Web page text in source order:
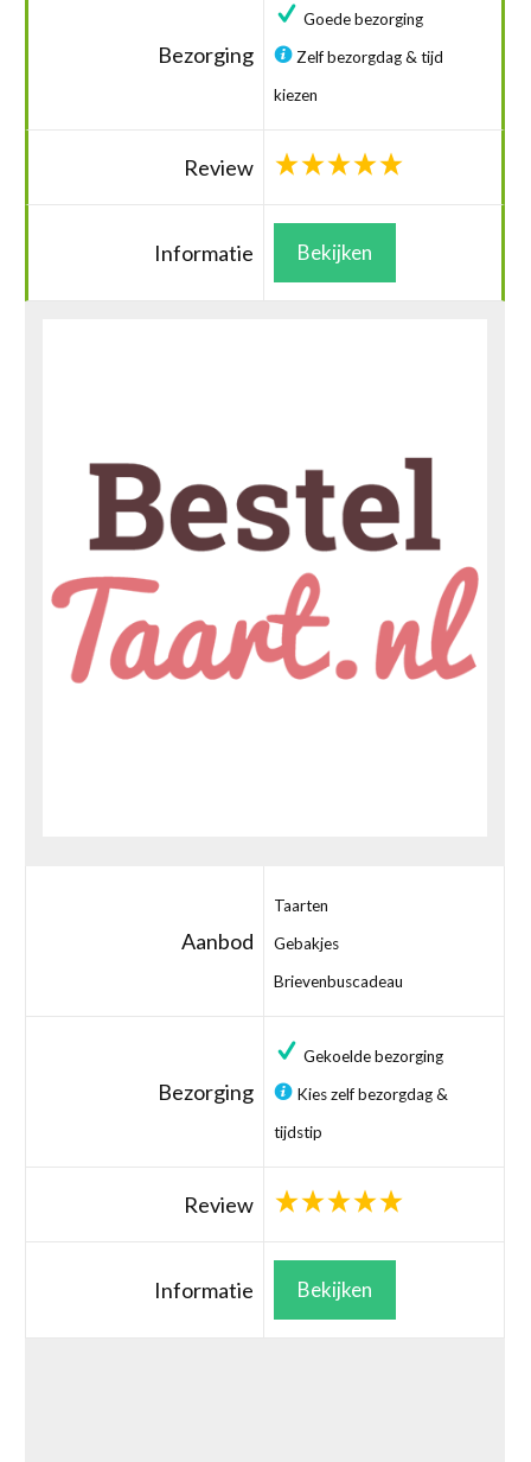
Bezorging
Goede bezorging
Zelf bezorgdag & tijd
kiezen
Review
Informatie Bekijken
Aanbod
Taarten
Gebakjes
Brievenbuscadeau
Bezorging
Gekoelde bezorging
Kies zelf bezorgdag &
tijdstip
Review
Informatie Bekijken